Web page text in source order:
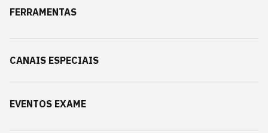
FERRAMENTAS
CANAIS ESPECIAIS
EVENTOS EXAME